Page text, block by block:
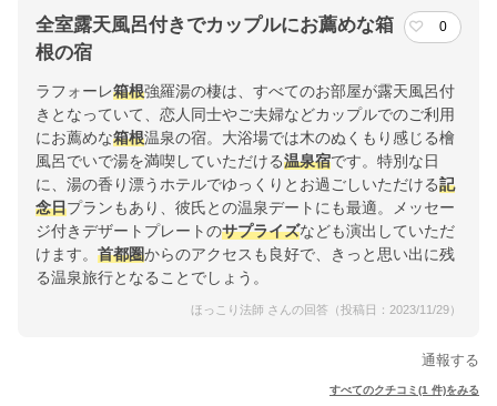
全室露天風呂付きでカップルにお薦めな箱
根の宿
0
ラフォーレ箱根強羅湯の棲は、すべてのお部屋が露天風呂付
きとなっていて、恋人同士やご夫婦などカップルでのご利用
にお薦めな箱根温泉の宿。大浴場では木のぬくもり感じる檜
風呂でいで湯を満喫していただける温泉宿です。特別な日
に、湯の香り漂うホテルでゆっくりとお過ごしいただける記
念日プランもあり、彼氏との温泉デートにも最適。メッセー
ジ付きデザートプレートのサプライズなども演出していただ
けます。 首都圏からのアクセスも良好で、きっと思い出に残
る温泉旅行となることでしょう。
ほっこり法師 さんの回答（投稿日：2023/11/29）
通報する
すべてのクチコミ(1 件)をみる